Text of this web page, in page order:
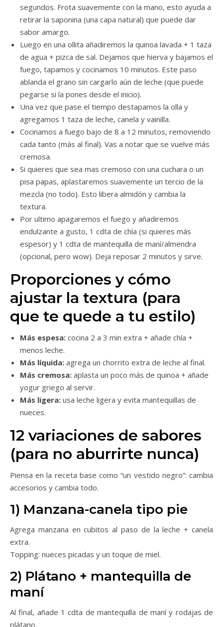
segundos. Frota suavemente con la mano, esto ayuda a
retirar la saponina (una capa natural) que puede dar
sabor amargo.
Luego en una ollita añadiremos la quinoa lavada + 1 taza
de agua + pizca de sal. Dejamos que hierva y bajamos el
fuego, tapamos y cocinamos 10 minutos. Este paso
ablanda el grano sin cargarlo aún de leche (que puede
pegarse si la pones desde el inicio).
Una vez que pase el tiempo destapamos la olla y
agregamos 1 taza de leche, canela y vainilla.
Cocinamos a fuego bajo de 8 a 12 minutos, removiendo
cada tanto (más al final). Vas a notar que se vuelve más
cremosa.
Si quieres que sea mas cremoso con una cuchara o un
pisa papas, aplastaremos suavemente un tercio de la
mezcla (no todo). Esto libera almidón y cambia la
textura.
Por ultimo apagaremos el fuego y añadiremos
endulzante a gusto, 1 cdta de chía (si quieres más
espesor) y 1 cdta de mantequilla de maní/almendra
(opcional, pero wow). Deja reposar 2 minutos y sirve.
Proporciones y cómo
ajustar la textura (para
que te quede a tu estilo)
Más espesa: cocina 2 a 3 min extra + añade chía +
menos leche.
Más líquida: agrega un chorrito extra de leche al final.
Más cremosa: aplasta un poco más de quinoa + añade
yogur griego al servir.
Más ligera: usa leche ligera y evita mantequillas de
nueces.
12 variaciones de sabores
(para no aburrirte nunca)
Piensa en la receta base como “un vestido negro”: cambia
accesorios y cambia todo.
1) Manzana-canela tipo pie
Agrega manzana en cubitos al paso de la leche + canela
extra.
Topping: nueces picadas y un toque de miel.
2) Plátano + mantequilla de
maní
Al final, añade 1 cdta de mantequilla de maní y rodajas de
plátano.